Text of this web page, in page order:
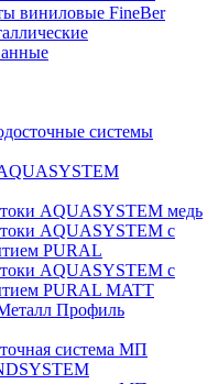
виниловые FineBer
системы
AQUASYSTEM медь
AQUASYSTEM с
PURAL
AQUASYSTEM с
PURAL MATT
Профиль
система МП